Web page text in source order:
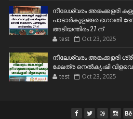
നീലേശ്വരം അങ്കക്കളരി
പാടാർകുളങ്ങര ഭഗവതി
അടിയന്തിരം 27 ന്
test Oct 23, 2025
നീലേശ്വരം അങ്കക്കളരി
ക്ഷേത്ര നെൽകൃഷി
test Oct 23, 2025